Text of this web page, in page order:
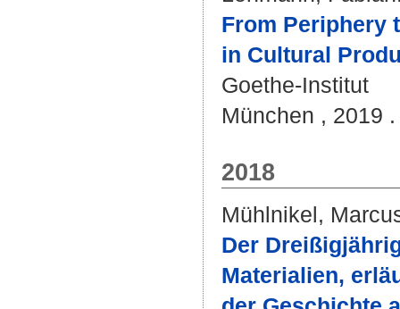
From Periphery
in Cultural
Goethe-Institut
München , 2019
2018
Mühlnikel,
Der
Materialien,